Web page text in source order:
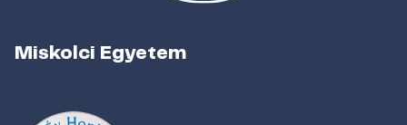
Miskolci Egyetem